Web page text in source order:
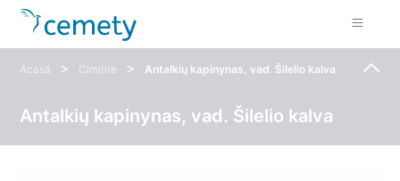
Acasă > Cimitire > Antalkių kapinynas, vad. Šilelio kalva
Antalkių kapinynas, vad. Šilelio kalva